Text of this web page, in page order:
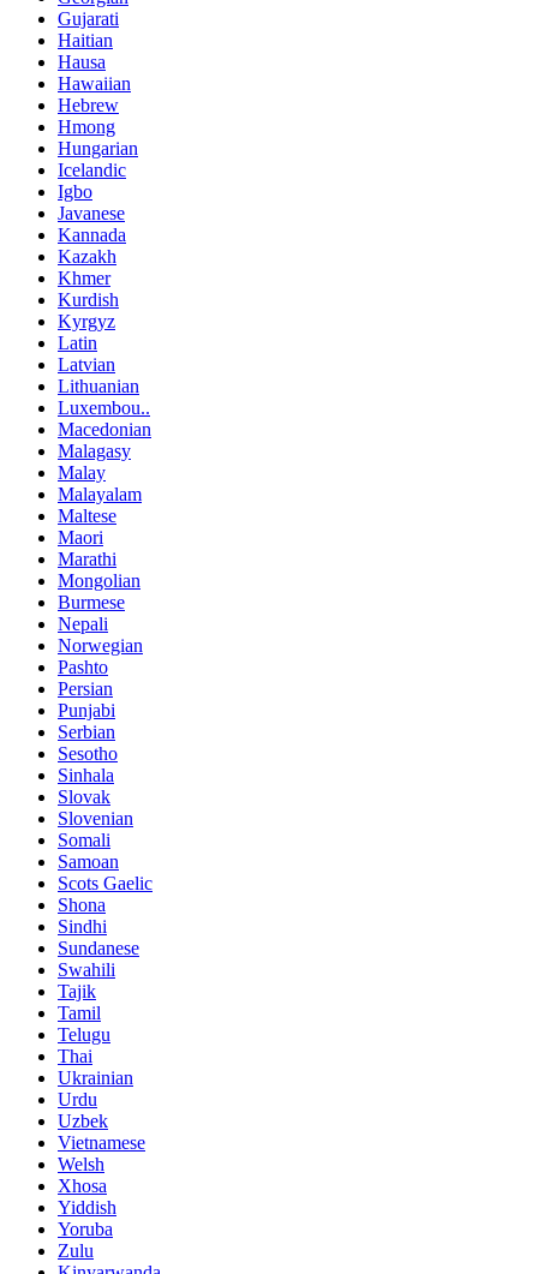
Gujarati
Haitian
Hausa
Hawaiian
Hebrew
Hmong
Hungarian
Icelandic
Igbo
Javanese
Kannada
Kazakh
Khmer
Kurdish
Kyrgyz
Latin
Latvian
Lithuanian
Luxembou..
Macedonian
Malagasy
Malay
Malayalam
Maltese
Maori
Marathi
Mongolian
Burmese
Nepali
Norwegian
Pashto
Persian
Punjabi
Serbian
Sesotho
Sinhala
Slovak
Slovenian
Somali
Samoan
Scots Gaelic
Shona
Sindhi
Sundanese
Swahili
Tajik
Tamil
Telugu
Thai
Ukrainian
Urdu
Uzbek
Vietnamese
Welsh
Xhosa
Yiddish
Yoruba
Zulu